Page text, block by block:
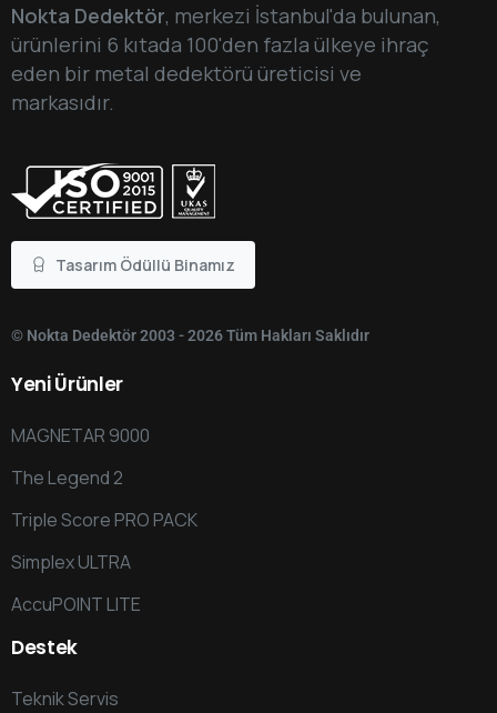
Nokta Dedektör, merkezi İstanbul'da bulunan,
ürünlerini 6 kıtada 100'den fazla ülkeye ihraç
eden bir metal dedektörü üreticisi ve
markasıdır.
Tasarım Ödüllü Binamız
© Nokta Dedektör 2003 - 2026 Tüm Hakları Saklıdır
YeniÜrünler
MAGNETAR 9000
The Legend 2
Triple Score PRO PACK
Simplex ULTRA
AccuPOINT LITE
Destek
Teknik Servis